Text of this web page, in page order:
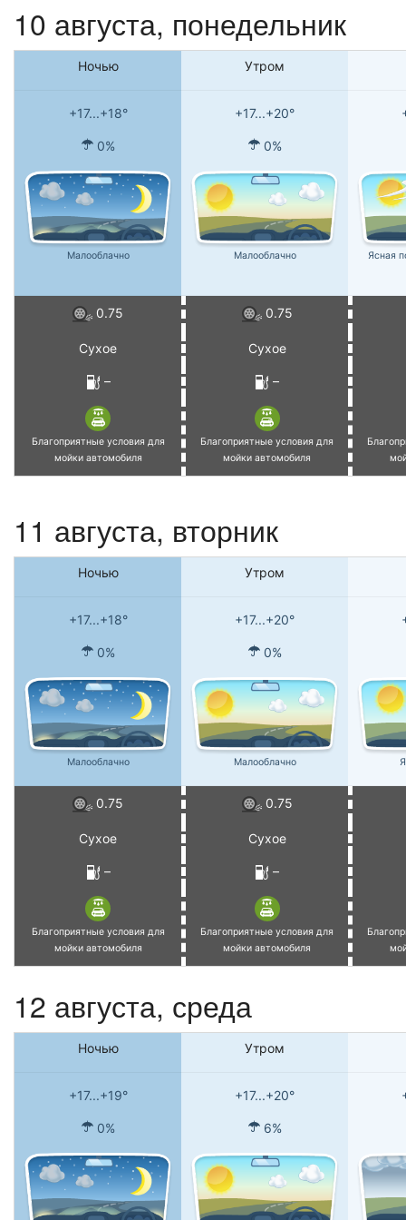
10 августа, понедельник
Ночью Утром
+17...+18° +17...+20°
0% 0%
Малооблачно Малооблачно Ясная
0.75 0.75
Сухое Сухое
– –
Благоприятные условия для
мойки автомобиля
Благоприятные условия для
мойки автомобиля
11 августа, вторник
Ночью Утром
+17...+18° +17...+20°
0% 0%
Малооблачно Малооблачно
0.75 0.75
Сухое Сухое
– –
Благоприятные условия для
мойки автомобиля
Благоприятные условия для
мойки автомобиля
12 августа, среда
Ночью Утром
+17...+19° +17...+20°
0% 6%